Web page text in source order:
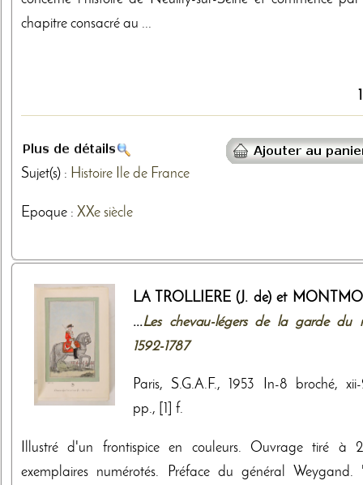
chapitre consacré au ...
Sujet(s) : Histoire Ile de France
Epoque : XXe siècle
LA TROLLIERE (J. de) et
...Les chevau-légers de la garde du
1592-1787
Paris, S.G.A.F., 1953 In-8 broché, xii-
pp., [1] f.
Illustré d'un frontispice en couleurs. Ouvrage tiré à
exemplaires numérotés. Préface du général Weygand.